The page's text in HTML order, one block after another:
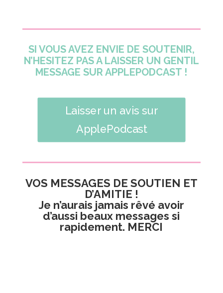
SI VOUS AVEZ ENVIE DE SOUTENIR,
N’HESITEZ PAS A LAISSER UN GENTIL
MESSAGE SUR APPLEPODCAST !
Laisser un avis sur
ApplePodcast
VOS MESSAGES DE SOUTIEN ET
D’AMITIE !
Je n’aurais jamais rêvé avoir
d’aussi beaux messages si
rapidement. MERCI